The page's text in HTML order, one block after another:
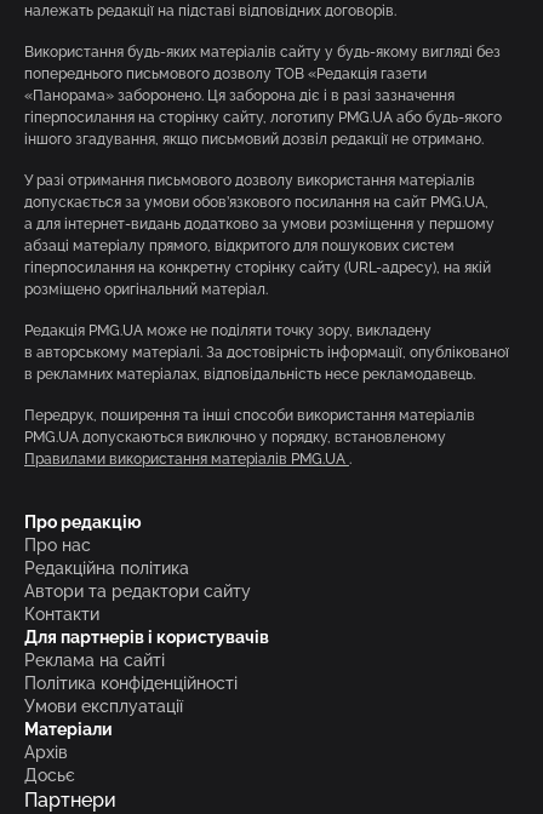
належать редакції на підставі відповідних договорів.
Використання будь-яких матеріалів сайту у будь-якому вигляді без
попереднього письмового дозволу ТОВ «Редакція газети
«Панорама» заборонено. Ця заборона діє і в разі зазначення
гіперпосилання на сторінку сайту, логотипу PMG.UA або будь-якого
іншого згадування, якщо письмовий дозвіл редакції не отримано.
У разі отримання письмового дозволу використання матеріалів
допускається за умови обов’язкового посилання на сайт PMG.UA,
а для інтернет-видань додатково за умови розміщення у першому
абзаці матеріалу прямого, відкритого для пошукових систем
гіперпосилання на конкретну сторінку сайту (URL-адресу), на якій
розміщено оригінальний матеріал.
Редакція PMG.UA може не поділяти точку зору, викладену
в авторському матеріалі. За достовірність інформації, опублікованої
в рекламних матеріалах, відповідальність несе рекламодавець.
Передрук, поширення та інші способи використання матеріалів
PMG.UA допускаються виключно у порядку, встановленому
Правилами використання матеріалів PMG.UA .
Про редакцію
Про нас
Редакційна політика
Автори та редактори сайту
Контакти
Для партнерів і користувачів
Реклама на сайті
Політика конфіденційності
Умови експлуатації
Матеріали
Архів
Досьє
Партнери